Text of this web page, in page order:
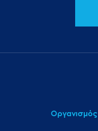
Οργανισμός